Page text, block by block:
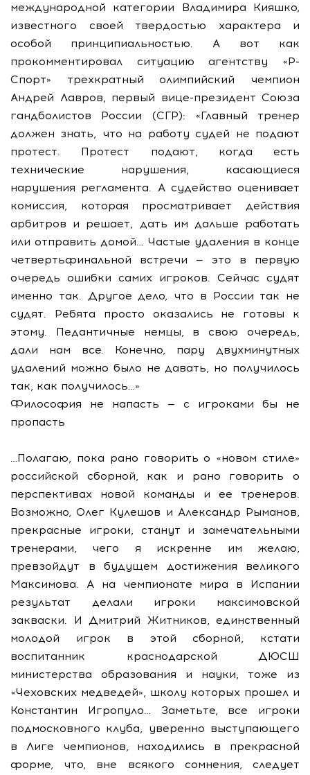
международной категории Владимира Кияшко,
известного своей твердостью характера и
особой принципиальностью. А вот как
прокомментировал ситуацию агентству «Р-
Спорт» трехкратный олимпийский чемпион
Андрей Лавров, первый вице-президент Союза
гандболистов России (СГР): «Главный тренер
должен знать, что на работу судей не подают
протест. Протест подают, когда есть
технические нарушения, касающиеся
нарушения регламента. А судейство оценивает
комиссия, которая просматривает действия
арбитров и решает, дать им дальше работать
или отправить домой… Частые удаления в конце
четвертьфинальной встречи — это в первую
очередь ошибки самих игроков. Сейчас судят
именно так. Другое дело, что в России так не
судят. Ребята просто оказались не готовы к
этому. Педантичные немцы, в свою очередь,
дали нам все. Конечно, пару двухминутных
удалений можно было не давать, но получилось
так, как получилось…»
Философия не напасть — с игроками бы не
пропасть
…Полагаю, пока рано говорить о «новом стиле»
российской сборной, как и рано говорить о
перспективах новой команды и ее тренеров.
Возможно, Олег Кулешов и Александр Рыманов,
прекрасные игроки, станут и замечательными
тренерами, чего я искренне им желаю,
превзойдут в будущем достижения великого
Максимова. А на чемпионате мира в Испании
результат делали игроки максимовской
закваски. И Дмитрий Житников, единственный
молодой игрок в этой сборной, кстати
воспитанник краснодарской ДЮСШ
министерства образования и науки, тоже из
«Чеховских медведей», школу которых прошел и
Константин Игропуло… Заметьте, все игроки
подмосковного клуба, уверенно выступающего
в Лиге чемпионов, находились в прекрасной
форме, что, вне всякого сомнения, следует